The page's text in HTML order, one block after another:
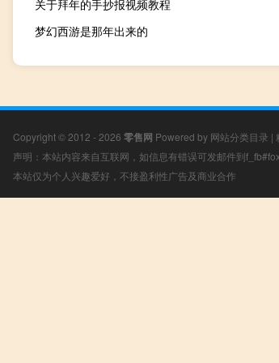
关于拜年的手抄报视频教程
梦幻西游是那年出来的
Copyright © 2012 - 2026 零售网 Powered by 网站分类目录 |
声明：本站内容来自互联网，如信息有错误可发邮件到
本站仅为个人兴趣爱好，不接盈利性广告及商业合作